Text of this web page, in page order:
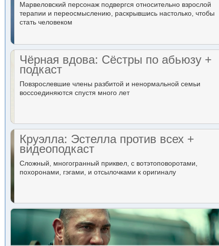
Марвеловский персонаж подвергся относительно взрослой
терапии и переосмыслению, раскрывшись настолько, чтобы
стать человеком
Чёрная вдова: Сёстры по абьюзу +
подкаст
Повзрослевшие члены разбитой и ненормальной семьи
воссоединяются спустя много лет
Круэлла: Эстелла против всех +
видеоподкаст
Сложный, многогранный приквел, с вотэтоповоротами,
похоронами, гэгами, и отсылочками к оригиналу